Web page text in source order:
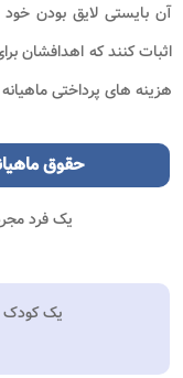
آن بایستی لایق بودن
اثبات کنند که اهدافشان
هزینه های پرداختی ماهیانه
حقوق
یک فرد
یک کودک